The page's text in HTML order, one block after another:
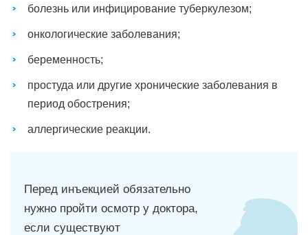
болезнь или инфицирование туберкулезом;
онкологические заболевания;
беременность;
простуда или другие хронические заболевания в
период обострения;
аллергические реакции.
Перед инъекцией обязательно
нужно пройти осмотр у доктора,
если существуют